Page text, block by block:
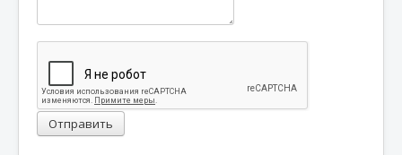
Отправить